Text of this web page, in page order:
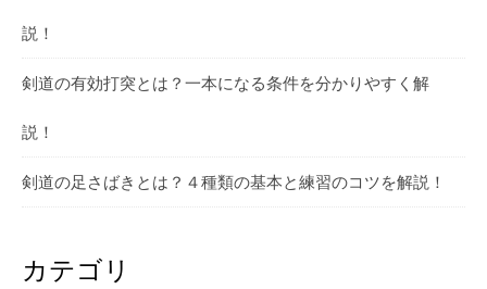
説！
剣道の有効打突とは？一本になる条件を分かりやすく解
説！
剣道の足さばきとは？４種類の基本と練習のコツを解説！
カテゴリ